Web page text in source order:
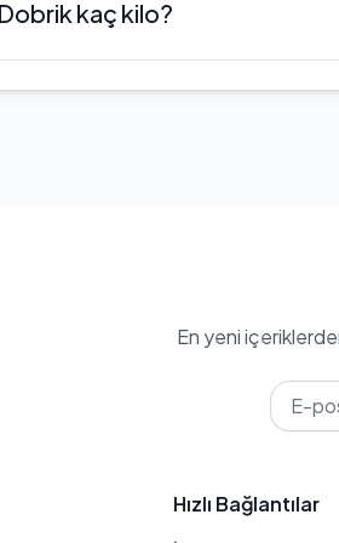
kaç kilo?
En yeni
Hızlı Bağlantılar